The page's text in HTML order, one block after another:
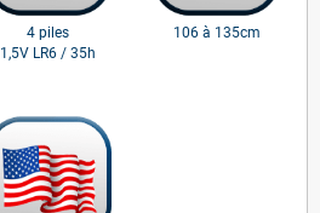
4 piles
1,5V LR6 / 35h
106 à 135cm